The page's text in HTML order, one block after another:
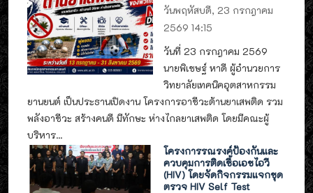
วันพฤหัสบดี, 23 กรกฎาคม
2569 14:15
วันที่ 23 กรกฎาคม 2569
นายพิเชษฐ์ หาดี ผู้อำนวยการ
วิทยาลัยเทคนิคอุตสาหกรรม
ยานยนต์ เป็นประธานเปิดงาน โครงการอาชีวะต้านยาเสพติด รวม
พลังอาชีวะ สร้างคนดี มีทักษะ ห่างไกลยาเสพติด โดยมีคณะผู้
บริหาร...
โครงการรณรงค์ป้องกันและ
ควบคุมการติดเชื้อเอชไอวี
(HIV) โดยจัดกิจกรรมแจกชุด
ตรวจ HIV Self Test